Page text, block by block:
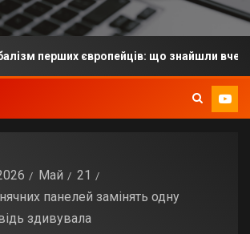
європейців: що знайшли вчені
Май
21
панелей замінять одну
здивувала